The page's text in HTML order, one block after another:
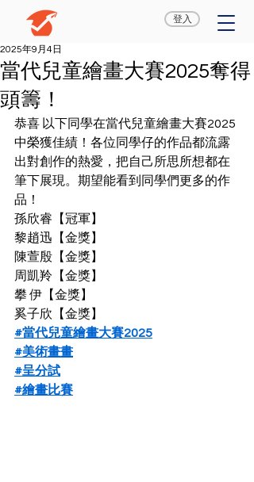
登入
當代兒童繪畫大賽2025奪得
頭籌！
2025年9月4日
恭喜 以下同學在當代兒童繪畫大賽2025
中榮獲佳績！各位同學仔的作品都流露
出對創作的熱愛，把自己所思所想都在
筆下展現。期望能看到同學們更多的作
品！
孫欣睿【冠軍】
黎趙迅【金獎】
陳萱殷【金獎】
周凱羚【金獎】
攀 伊【金獎】
奚子欣【金獎】
#當代兒童繪畫大賽2025
#美術畫畫
#呈分試
#繪畫比賽